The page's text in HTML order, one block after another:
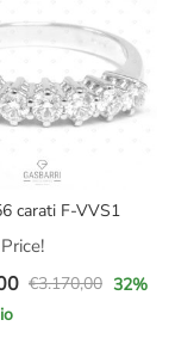
carati F-VVS1
€3.170,00 32%